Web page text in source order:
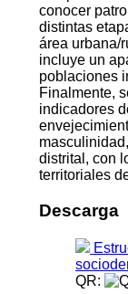
En esta
basa su
sexo y edad,
poblacional
estructurales
población a
conocer
distintas
área
incluye un
poblaciones
Finalmente,
indicadores